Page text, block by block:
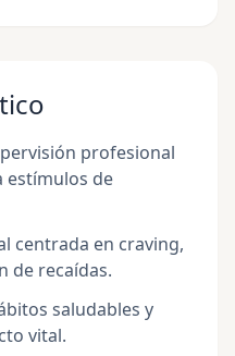
profesional
estímulos de
centrada en craving,
de recaídas.
saludables y
vital.